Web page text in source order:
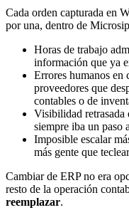
Cada orden capturada en
por una, dentro de
Horas de trabajo
información que ya
Errores humanos en
proveedores que
contables o de
Visibilidad retrasada
siempre iba un paso
Imposible escalar
más gente que
Cambiar de ERP no era
resto de la operación
reemplazar.